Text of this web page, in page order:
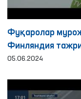
Фуқаролар
Финляндия
05.06.2024